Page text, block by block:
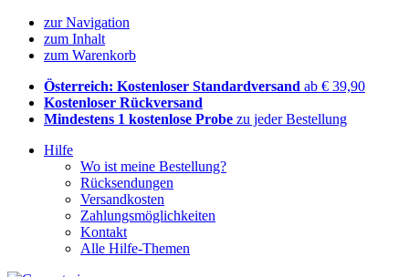
zur Navigation
zum Inhalt
zum Warenkorb
Österreich: Kostenloser Standardversand ab € 39,90
Kostenloser Rückversand
Mindestens 1 kostenlose Probe zu jeder Bestellung
Hilfe
Wo ist meine Bestellung?
Rücksendungen
Versandkosten
Zahlungsmöglichkeiten
Kontakt
Alle Hilfe-Themen